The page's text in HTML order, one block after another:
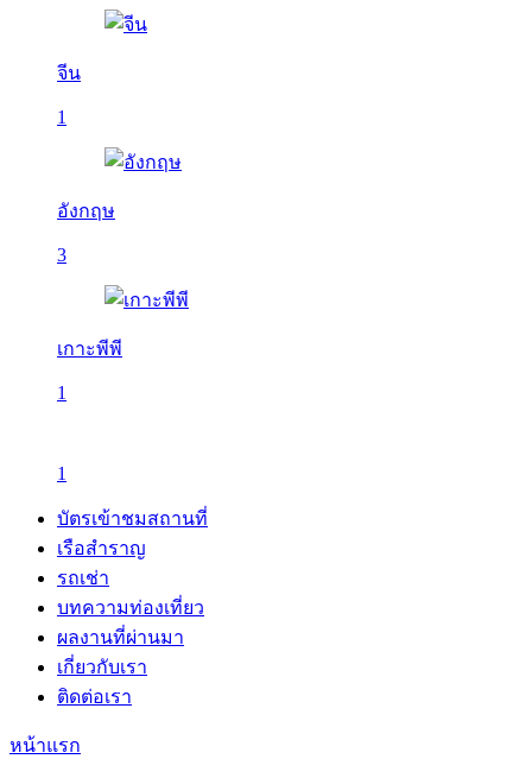
จีน
1
อังกฤษ
3
เกาะพีพี
1
1
บัตรเข้าชมสถานที่
เรือสำราญ
รถเช่า
บทความท่องเที่ยว
ผลงานที่ผ่านมา
เกี่ยวกับเรา
ติดต่อเรา
หน้าแรก